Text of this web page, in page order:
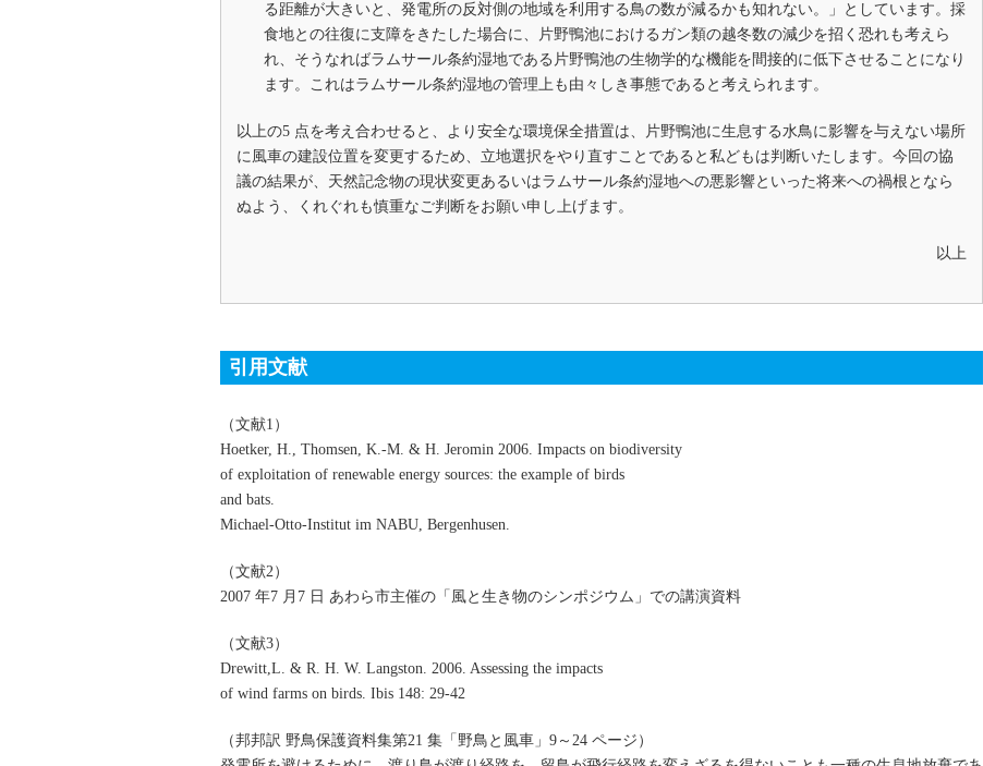
る距離が大きいと、発電所の反対側の地域を利用する鳥の数が減るかも知れない。」としています。採
食地との往復に支障をきたした場合に、片野鴨池におけるガン類の越冬数の減少を招く恐れも考えら
れ、そうなればラムサール条約湿地である片野鴨池の生物学的な機能を間接的に低下させることになり
ます。これはラムサール条約湿地の管理上も由々しき事態であると考えられます。
以上の5 点を考え合わせると、より安全な環境保全措置は、片野鴨池に生息する水鳥に影響を与えない場所
に風車の建設位置を変更するため、立地選択をやり直すことであると私どもは判断いたします。今回の協
議の結果が、天然記念物の現状変更あるいはラムサール条約湿地への悪影響といった将来への禍根となら
ぬよう、くれぐれも慎重なご判断をお願い申し上げます。
以上
引用文献
（文献1）
Hoetker, H., Thomsen, K.-M. & H. Jeromin 2006. Impacts on biodiversity
of exploitation of renewable energy sources: the example of birds
and bats.
Michael-Otto-Institut im NABU, Bergenhusen.
（文献2）
2007 年7 月7 日 あわら市主催の「風と生き物のシンポジウム」での講演資料
（文献3）
Drewitt,L. & R. H. W. Langston. 2006. Assessing the impacts
of wind farms on birds. Ibis 148: 29-42
（邦邦訳 野鳥保護資料集第21 集「野鳥と風車」9～24 ページ）